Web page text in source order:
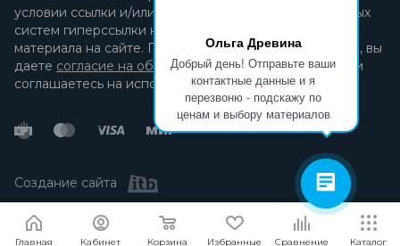
Ольга Древина
Добрый день! Отправьте ваши
контактные данные и я
перезвоню - подскажу по
ценам и выбору материалов
условии ссылки и/или прямой открытой для поисковых
систем гиперссылки на непосредственный адрес
материала на сайте. Продолжая пользоваться сайтом, вы
даете согласие на обработку персональных данных
и
соглашаетесь на использование файлов cookie.
Создание сайта
Главная Кабинет Корзина Избранные Сравнение Каталог
Мы используем файлы cookie. Подробнее Я согласен